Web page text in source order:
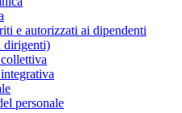
e autorizzati ai dipendenti
dirigenti)
personale